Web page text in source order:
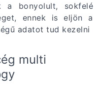
a bonyolult, sokfelé
ennek is eljön a
adatot tud kezelni
multi